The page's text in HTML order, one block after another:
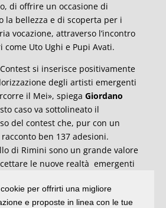
di offrire un occasione di
la bellezza e di scoperta per i
vocazione, attraverso l’incontro
Uto Ughi e Pupi Avati.
si inserisce positivamente
degli artisti emergenti
il Mei», spiega Giordano
caso va sottolineato il
del contest che, pur con un
ben 137 adesioni.
di Rimini sono un grande valore
le nuove realtà emergenti
Lo dico perché la qualità
pervenute al Meeting Music
per offrirti una migliore
e proposte in linea con le tue